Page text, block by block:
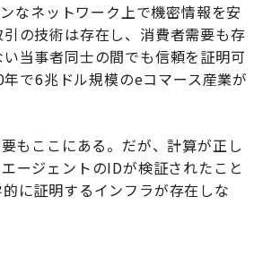
なネットワーク上で機密情報を安
の技術は存在し、消費者需要も存
当事者同士の間でも信頼を証明可
で6兆ドル規模のeコマース産業が
もここにある。だが、計算が正し
ージェントのIDが検証されたこと
に証明するインフラが存在しな